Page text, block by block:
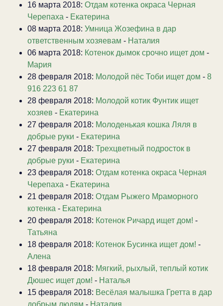
16 марта 2018: Отдам котенка окраса Черная
Черепаха - Екатерина
08 марта 2018: Умница Жозефина в дар
ответственным хозяевам - Наталия
06 марта 2018: Котенок дымок срочно ищет дом -
Мария
28 февраля 2018: Молодой пёс Тоби ищет дом - 8
916 223 61 87
28 февраля 2018: Молодой котик Фунтик ищет
хозяев - Екатерина
27 февраля 2018: Молоденькая кошка Ляля в
добрые руки - Екатерина
27 февраля 2018: Трехцветный подросток в
добрые руки - Екатерина
23 февраля 2018: Отдам котенка окраса Черная
Черепаха - Екатерина
21 февраля 2018: Отдам Рыжего Мраморного
котенка - Екатерина
20 февраля 2018: Котенок Ричард ищет дом! -
Татьяна
18 февраля 2018: Котенок Бусинка ищет дом! -
Алена
18 февраля 2018: Мягкий, рыхлый, теплый котик
Дюшес ищет дом! - Наталья
15 февраля 2018: Весёлая малышка Гретта в дар